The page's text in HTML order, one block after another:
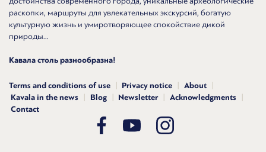
раскопки, маршруты для увлекательных экскурсий, богатую
культурную жизнь и умиротворяющее спокойствие дикой
природы...
Кавала столь разнообразна!
Terms and conditions of use Privacy notice
About
Kavala in the news
Blog Newsletter
Acknowledgments
Contact